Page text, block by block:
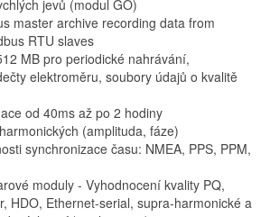
jevů (modul GO)
master archive recording data from
RTU slaves
MB pro periodické nahrávání,
elektroměru, soubory údajů o kvalitě
od 40ms až po 2 hodiny
(amplituda, fáze)
synchronizace času: NMEA, PPS, PPM,
moduly - Vyhodnocení kvality PQ,
HDO, Ethernet-serial, supra-harmonické a